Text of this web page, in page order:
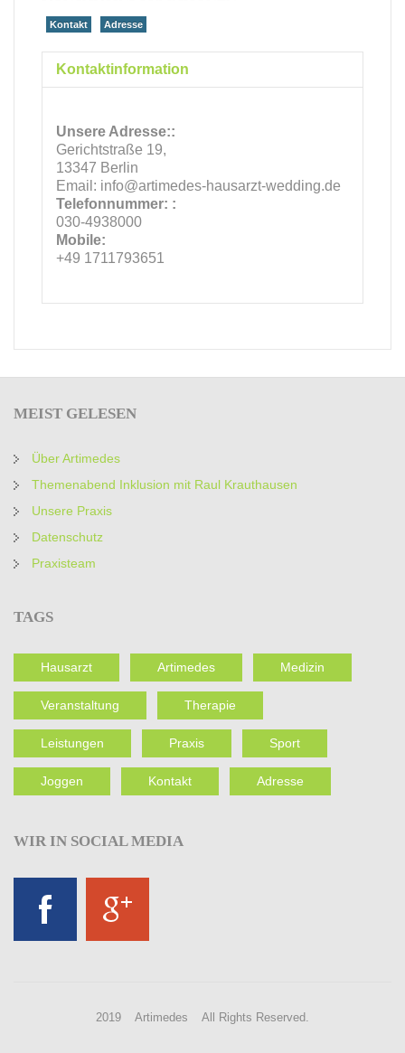
Kontakt Adresse
Kontaktinformation
Unsere Adresse::
Gerichtstraße 19,
13347 Berlin
Email: info@artimedes-hausarzt-wedding.de
Telefonnummer: :
030-4938000
Mobile:
+49 1711793651
MEIST GELESEN
Über Artimedes
Themenabend Inklusion mit Raul Krauthausen
Unsere Praxis
Datenschutz
Praxisteam
TAGS
Hausarzt Artimedes Medizin
Veranstaltung Therapie
Leistungen Praxis Sport
Joggen Kontakt Adresse
WIRIN SOCIAL MEDIA
2019 Artimedes All Rights Reserved.